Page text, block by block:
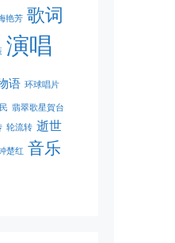
艳芳 歌词
演唱
语 环球唱片
翡翠歌星賀台
轮流转 逝世
楚红 音乐